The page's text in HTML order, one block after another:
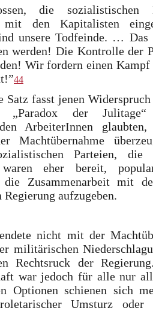
die
mit den Kapitalisten
unsere Todfeinde. … Das
werden! Die Kontrolle der
Wir fordern einen Kampf
44
Satz fasst jenen
„Paradox der
ArbeiterInnen
Machtübernahme
Parteien, die
waren eher bereit,
Zusammenarbeit mit
aufzugeben.
nicht mit der
militärischen
Rechtsruck der
war jedoch für alle nur
Optionen schienen sich
Umsturz oder